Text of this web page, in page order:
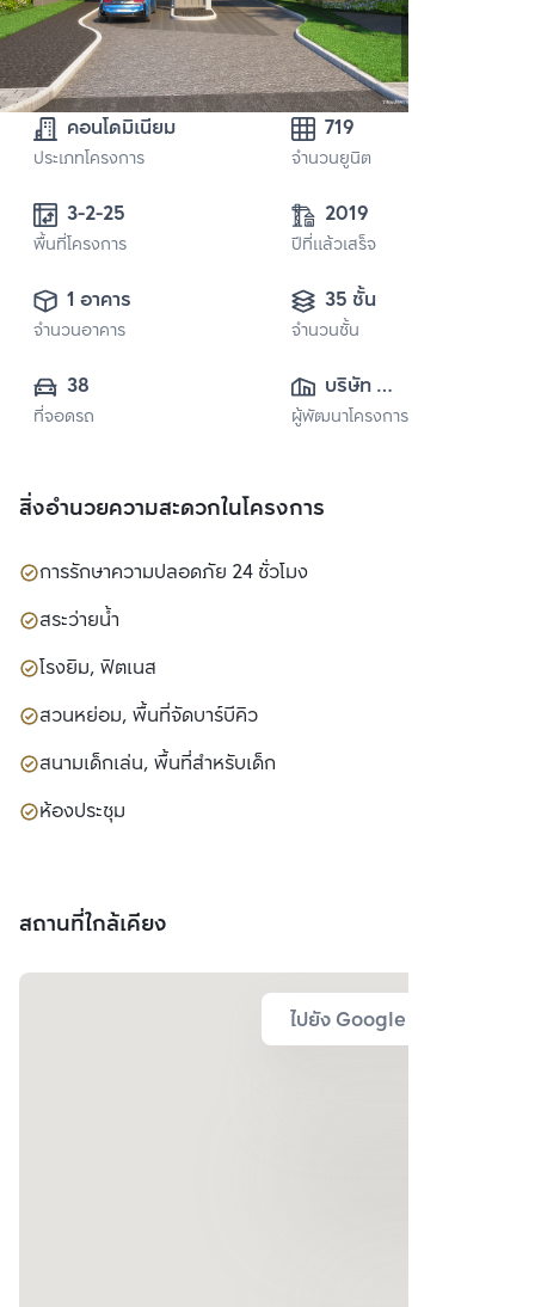
คอนโดมิเนียม
ประเภทโครงการ
719
จำนวนยูนิต
3-2-25
พื้นที่โครงการ
2019
ปีที่แล้วเสร็จ
1 อาคาร
จำนวนอาคาร
35 ชั้น
จำนวนชั้น
38
ที่จอดรถ
บริษัท
แอล.พี.เอ็น.ดี
ผู้พัฒนาโครงการ
สิ่งอำนวยความสะดวกในโครงการ
การรักษาความปลอดภัย 24 ชั่วโมง
สระว่ายน้ำ
โรงยิม, ฟิตเนส
สวนหย่อม, พื้นที่จัดบาร์บีคิว
สนามเด็กเล่น, พื้นที่สำหรับเด็ก
ห้องประชุม
สถานที่ใกล้เคียง
ไปยัง Google Map